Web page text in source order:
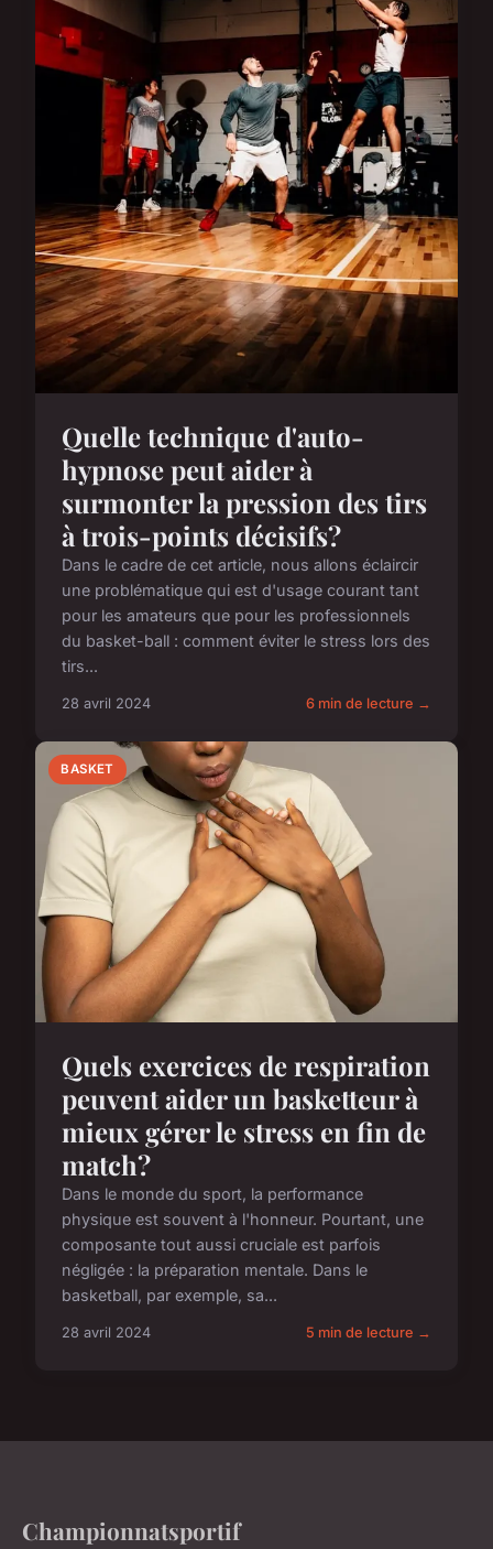
Quelle technique d'auto-
hypnose peut aider à
surmonter la pression des tirs
à trois-points décisifs?
Dans le cadre de cet article, nous allons éclaircir
une problématique qui est d'usage courant tant
pour les amateurs que pour les professionnels
du basket-ball : comment éviter le stress lors des
tirs...
28 avril 2024 6 min de lecture →
BASKET
Quels exercices de respiration
peuvent aider un basketteur à
mieux gérer le stress en fin de
match?
Dans le monde du sport, la performance
physique est souvent à l'honneur. Pourtant, une
composante tout aussi cruciale est parfois
négligée : la préparation mentale. Dans le
basketball, par exemple, sa...
28 avril 2024 5 min de lecture →
Championnatsportif